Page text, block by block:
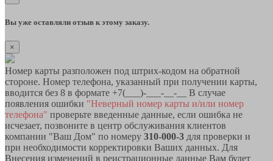
Вы уже оставляли отзыв к этому заказу.
×
Номер карты разположен под штрих-кодом на обратной
стороне. Номер телефона, указанный при получении карты,
вводится без 8 в формате +7(___)-___-__-__ В случае
появления ошибки "Неверный номер карты и/или номер
телефона" проверьте введенные данные, если ошибка не
исчезает, позвоните в центр обслуживания клиентов
компании "Ваш Дом" по номеру 310-000-3 для проверки и
при необходимости корректировки Ваших данных. Для
Внесения изменений в реистрационные данные Вам будет